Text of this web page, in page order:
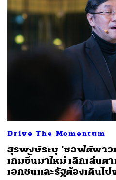
Drive The Momentum
สุรพงษ์ระบุ ‘ซอฟต์พาวเ
เกมขึ้นมาใหม่ เลิกเล่นต
เอกชนและรัฐต้องเดินไ